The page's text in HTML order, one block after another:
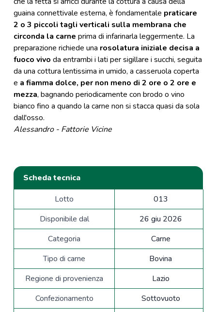
guaina connettivale esterna, è fondamentale praticare
2 o 3 piccoli tagli verticali sulla membrana che
circonda la carne prima di infarinarla leggermente. La
preparazione richiede una rosolatura iniziale decisa a
fuoco vivo da entrambi i lati per sigillare i succhi, seguita
da una cottura lentissima in umido, a casseruola coperta
e a fiamma dolce, per non meno di 2 ore o 2 ore e
mezza, bagnando periodicamente con brodo o vino
bianco fino a quando la carne non si stacca quasi da sola
dall'osso.
Alessandro - Fattorie Vicine
Scheda tecnica
Lotto
013
Disponibile dal
26 giu 2026
Categoria
Carne
Tipo di carne
Bovina
Regione di provenienza
Lazio
Confezionamento
Sottovuoto